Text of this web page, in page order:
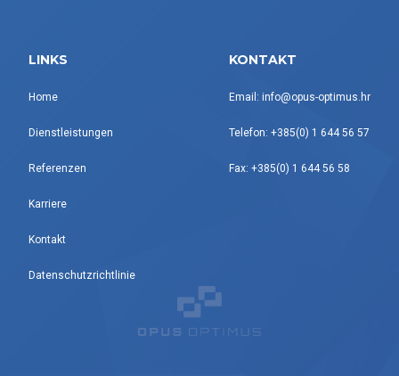
LINKS
Home
Dienstleistungen
Referenzen
Karriere
Kontakt
Datenschutzrichtlinie
KONTAKT
Email: info@opus-optimus.hr
Telefon: +385(0) 1 644 56 57
Fax: +385(0) 1 644 56 58